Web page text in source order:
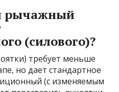
рычажный
(силового)?
требует меньше
но дает стандартное
(с изменяемым